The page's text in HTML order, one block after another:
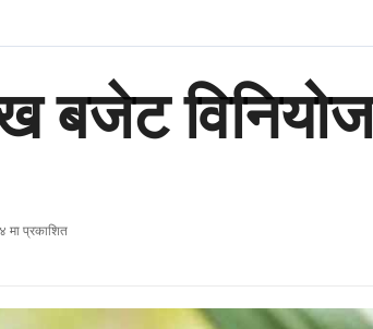
बजेट
प्रकाशित